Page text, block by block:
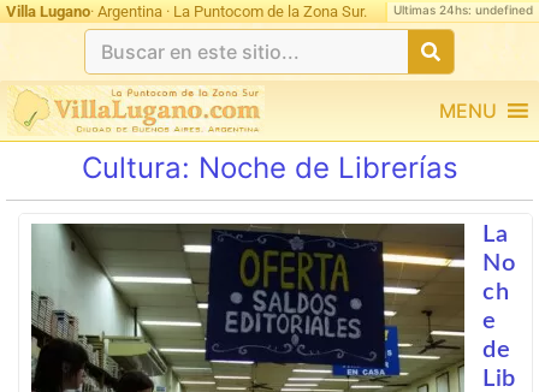
Villa Lugano· Argentina · La Puntocom de la Zona Sur. Ultimas 24hs: undefined
MENU
Cultura: Noche de Librerías
La
No
ch
e
de
Lib